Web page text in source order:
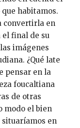
habitamos.
convertirla en
el final de su
imágenes
¿Qué late
pensar en la
foucaltiana
de otras
modo el bien
situaríamos en